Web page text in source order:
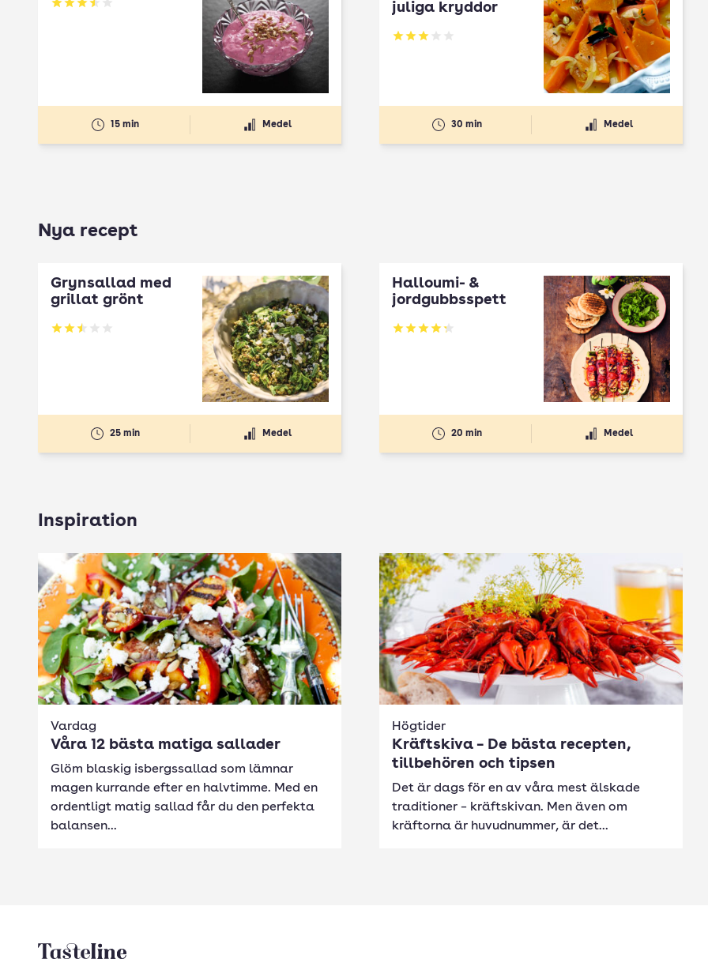
Betyg: 3.47 av 5
15 min Medel
juliga kryddor
Betyg: 3 av 5
30 min Medel
Nya recept
Grynsallad med
grillat grönt
Betyg: 2.5 av 5
25 min Medel
Halloumi- &
jordgubbsspett
Betyg: 4.3 av 5
20 min Medel
Inspiration
Vardag
Våra 12 bästa matiga sallader
Glöm blaskig isbergssallad som lämnar
magen kurrande efter en halvtimme. Med en
ordentligt matig sallad får du den perfekta
balansen...
Högtider
Kräftskiva – De bästa recepten,
tillbehören och tipsen
Det är dags för en av våra mest älskade
traditioner – kräftskivan. Men även om
kräftorna är huvudnummer, är det...
Tasteline startsida